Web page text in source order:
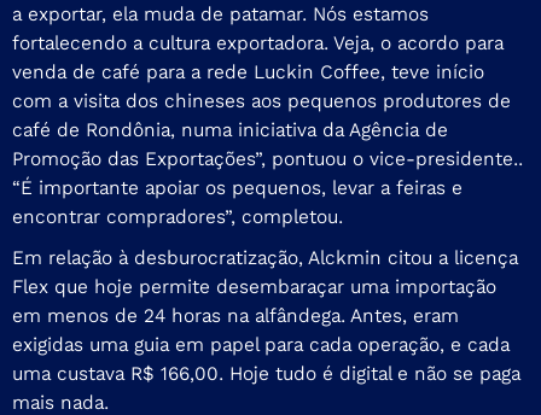
a exportar, ela muda de patamar. Nós estamos
fortalecendo a cultura exportadora. Veja, o acordo para
venda de café para a rede Luckin Coffee, teve início
com a visita dos chineses aos pequenos produtores de
café de Rondônia, numa iniciativa da Agência de
Promoção das Exportações”, pontuou o vice-presidente..
“É importante apoiar os pequenos, levar a feiras e
encontrar compradores”, completou.
Em relação à desburocratização, Alckmin citou a licença
Flex que hoje permite desembaraçar uma importação
em menos de 24 horas na alfândega. Antes, eram
exigidas uma guia em papel para cada operação, e cada
uma custava R$ 166,00. Hoje tudo é digital e não se paga
mais nada.